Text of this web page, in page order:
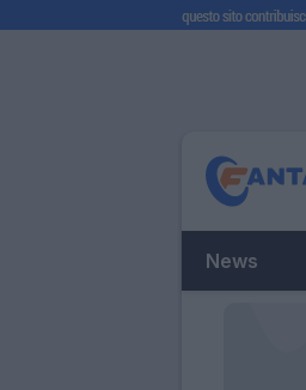
News